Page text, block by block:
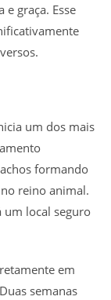
graça. Esse
um dos mais
formando
reino animal.
um local seguro
em
semanas